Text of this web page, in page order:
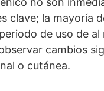
clave; la mayoría
de uso de
cambios
o cutánea.